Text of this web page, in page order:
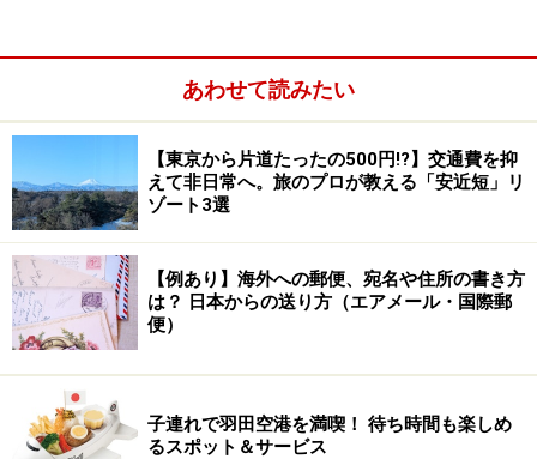
＜大人（18才以上）＞1,200円（フリーパス 4,500円）
＜小学生・未就学児＞ 600円
（未就学児のみ発売キッズフリーパス 2,200円）
※詳細はホームページで確認のこと
あわせて読みたい
【東京から片道たったの500円!?】交通費を抑
えて非日常へ。旅のプロが教える「安近短」リ
ゾート3選
【例あり】海外への郵便、宛名や住所の書き方
は？ 日本からの送り方（エアメール・国際郵
便）
子連れで羽田空港を満喫！ 待ち時間も楽しめ
るスポット＆サービス